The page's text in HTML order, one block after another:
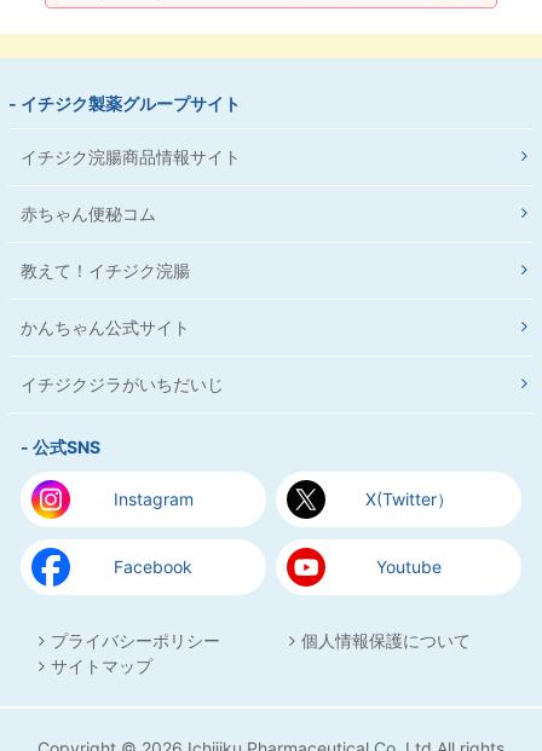
- イチジク製薬グループサイト
イチジク浣腸商品情報サイト
赤ちゃん便秘コム
教えて！イチジク浣腸
かんちゃん公式サイト
イチジクジラがいちだいじ
- 公式SNS
Instagram X(Twitter）
Facebook Youtube
プライバシーポリシー
個人情報保護について
サイトマップ